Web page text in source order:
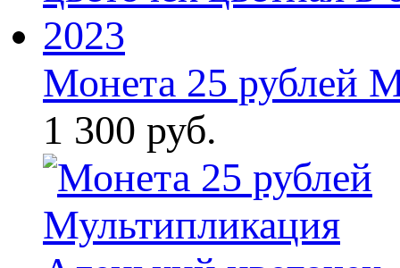
Монета 25 рублей
1 300 руб.